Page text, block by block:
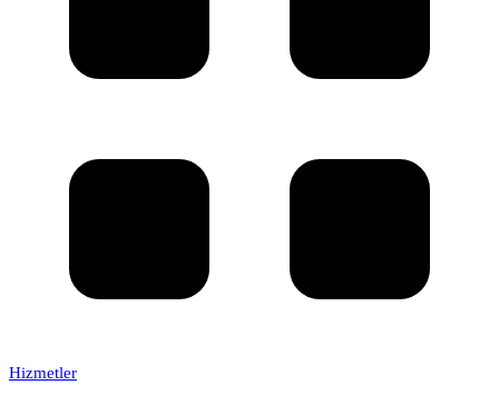
Hizmetler